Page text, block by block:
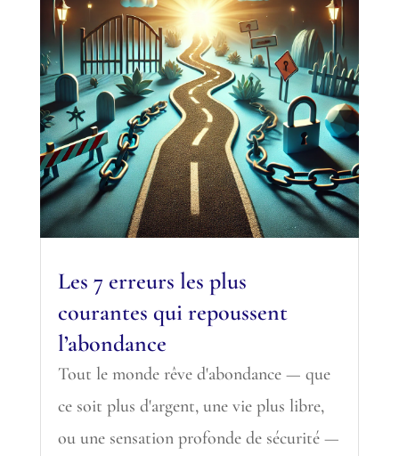
Les 7 erreurs les plus
courantes qui repoussent
l’abondance
Tout le monde rêve d'abondance — que
ce soit plus d'argent, une vie plus libre,
ou une sensation profonde de sécurité —